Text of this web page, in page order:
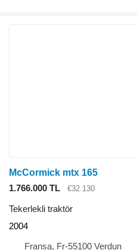
McCormick mtx 165
1.766.000 TL
€32.130
Tekerlekli traktör
2004
Fransa, Fr-55100 Verdun